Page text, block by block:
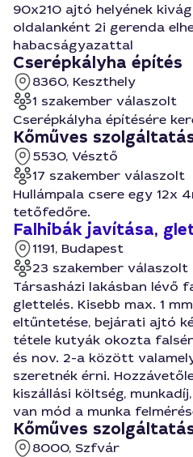
90x210 ajtó helyének
oldalanként 2i gerenda
habacságyazattal
Cserépkályha építés
8360, Keszthely
1 szakember válaszolt
Cserépkályha építésére
Kőműves
5530, Vésztő
17 szakember válaszolt
Hullámpala csere egy 12x
tetőfedőre.
Falhibák javítása,
1191, Budapest
23 szakember válaszolt
Társasházi lakásban lévő
glettelés. Kisebb max. 1
eltűntetése, bejárati ajtó
tétele kutyák okozta
és nov. 2-a között
szeretnék érni.
kiszállási költség,
van mód a munka
Kőműves
8000, Szfvár